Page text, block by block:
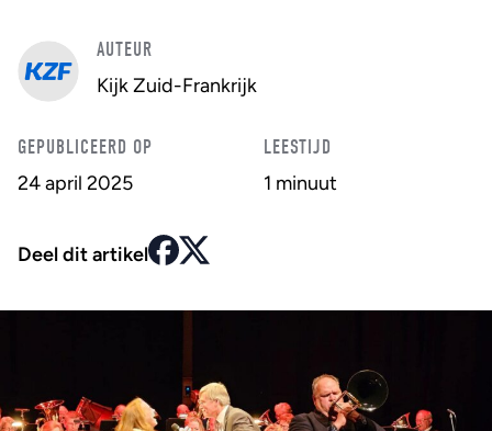
AUTEUR
Kijk Zuid-Frankrijk
GEPUBLICEERD OP
24 april 2025
LEESTIJD
1 minuut
Deel dit artikel